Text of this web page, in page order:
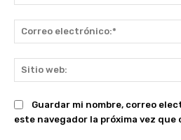
Guardar mi nombre, correo
este navegador la próxima vez que